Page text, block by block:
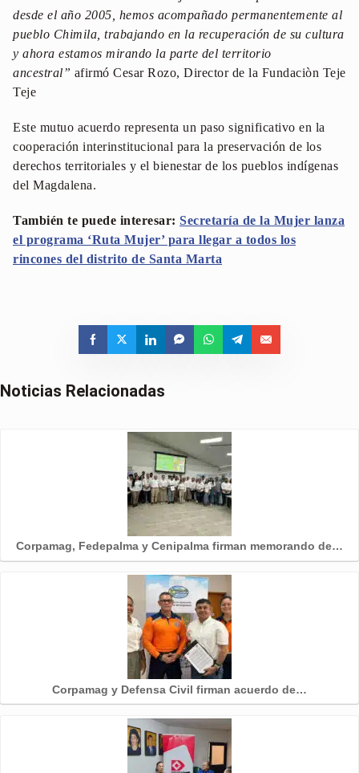
desde el año 2005, hemos acompañado permanentemente al
pueblo Chimila, trabajando en la recuperación de su cultura
y ahora estamos mirando la parte del territorio
ancestral” afirmó Cesar Rozo, Director de la Fundaciòn Teje
Teje
Este mutuo acuerdo representa un paso significativo en la
cooperación interinstitucional para la preservación de los
derechos territoriales y el bienestar de los pueblos indígenas
del Magdalena.
También te puede interesar: Secretaría de la Mujer lanza
el programa ‘Ruta Mujer’ para llegar a todos los
rincones del distrito de Santa Marta
Noticias Relacionadas
Corpamag, Fedepalma y Cenipalma firman memorando de…
Corpamag y Defensa Civil firman acuerdo de…